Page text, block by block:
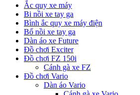
Ắc quy xe máy
Bi nồi xe tay ga
Bình ắc quy xe máy điện
Bố nồi xe tay ga
Dàn áo xe Future
Đồ chơi Exciter
Đồ chơi FZ 150i
Cánh gà xe FZ
Đồ chơi Vario
Dàn áo Vario